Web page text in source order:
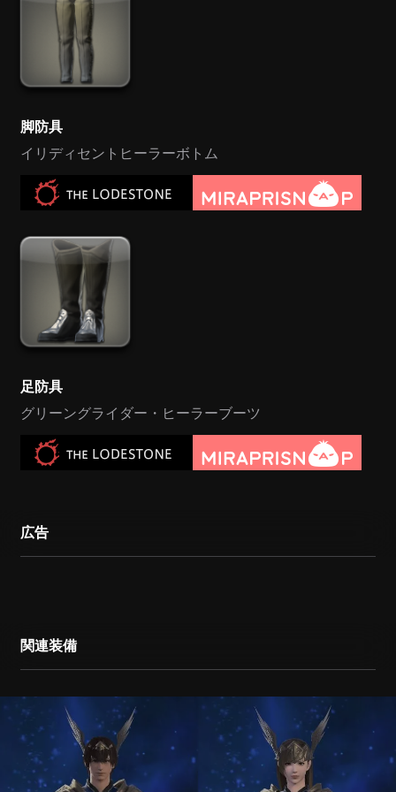
脚防具
イリディセントヒーラーボトム
足防具
グリーングライダー・ヒーラーブーツ
広告
関連装備